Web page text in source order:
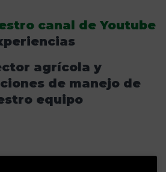
canal de Youtube
agrícola y
de manejo de
equipo